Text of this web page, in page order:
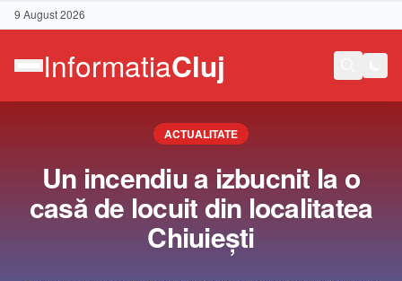
9 August 2026
ACTUALITATE
Un incendiu a izbucnit la o
casă de locuit din localitatea
Chiuiești